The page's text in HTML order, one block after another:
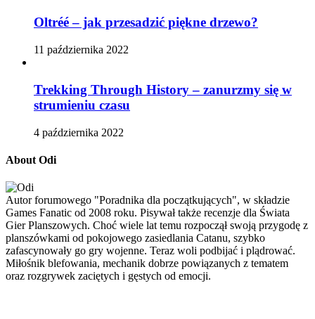
Oltréé – jak przesadzić piękne drzewo?
11 października 2022
Trekking Through History – zanurzmy się w
strumieniu czasu
4 października 2022
About Odi
Autor forumowego "Poradnika dla początkujących", w składzie
Games Fanatic od 2008 roku. Pisywał także recenzje dla Świata
Gier Planszowych. Choć wiele lat temu rozpoczął swoją przygodę z
planszówkami od pokojowego zasiedlania Catanu, szybko
zafascynowały go gry wojenne. Teraz woli podbijać i plądrować.
Miłośnik blefowania, mechanik dobrze powiązanych z tematem
oraz rozgrywek zaciętych i gęstych od emocji.